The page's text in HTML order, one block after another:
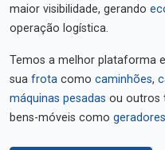
maior visibilidade, gerando
operação logística.
Temos a melhor plataforma
sua frota como caminhões,
máquinas pesadas ou outros
bens-móveis como